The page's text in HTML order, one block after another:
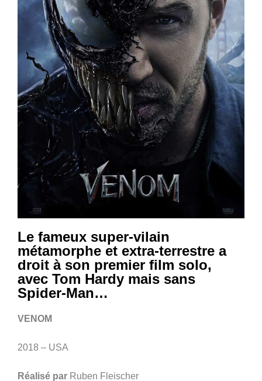
Le fameux super-vilain
métamorphe et extra-terrestre a
droit à son premier film solo,
avec Tom Hardy mais sans
Spider-Man…
VENOM
2018 – USA
Réalisé par Ruben Fleischer